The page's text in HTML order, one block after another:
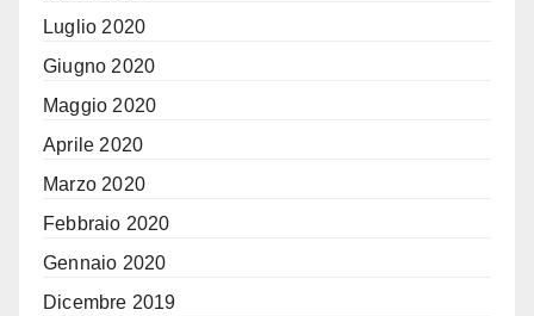
Luglio 2020
Giugno 2020
Maggio 2020
Aprile 2020
Marzo 2020
Febbraio 2020
Gennaio 2020
Dicembre 2019